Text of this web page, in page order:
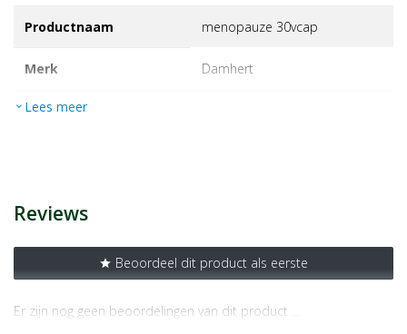
Productnaam menopauze 30vcap
Merk damhert
EAN
expand_more Lees meer
Reviews
star Beoordeel dit product als eerste
Er zijn nog geen beoordelingen van dit product …